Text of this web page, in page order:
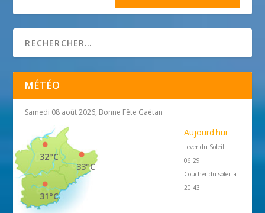
MÉTÉO
Samedi 08 août 2026, Bonne Fête Gaétan
33°C
32°C
31°C
Aujourd'hui
Lever du Soleil
06:29
Coucher du soleil à
20:43